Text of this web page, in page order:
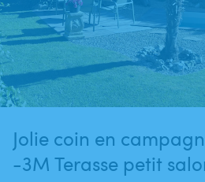
Jolie coin en
-3M Terasse petit